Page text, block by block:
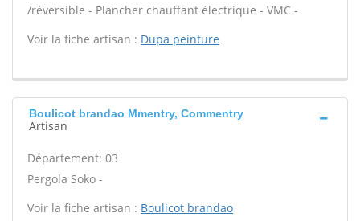
/réversible - Plancher chauffant électrique - VMC -
Voir la fiche artisan : Dupa peinture
Boulicot brandao Mmentry, Commentry
Artisan
Département: 03
Pergola Soko -
Voir la fiche artisan : Boulicot brandao